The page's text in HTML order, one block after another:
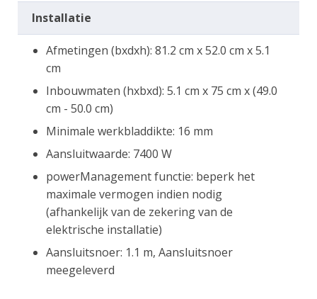
Installatie
Afmetingen (bxdxh): 81.2 cm x 52.0 cm x 5.1
cm
Inbouwmaten (hxbxd): 5.1 cm x 75 cm x (49.0
cm - 50.0 cm)
Minimale werkbladdikte: 16 mm
Aansluitwaarde: 7400 W
powerManagement functie: beperk het
maximale vermogen indien nodig
(afhankelijk van de zekering van de
elektrische installatie)
Aansluitsnoer: 1.1 m, Aansluitsnoer
meegeleverd